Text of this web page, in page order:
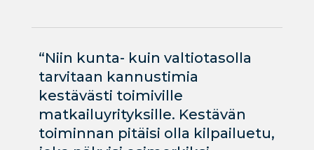
“Niin kunta- kuin valtiotasolla
tarvitaan kannustimia
kestävästi toimiville
matkailuyrityksille. Kestävän
toiminnan pitäisi olla kilpailuetu,